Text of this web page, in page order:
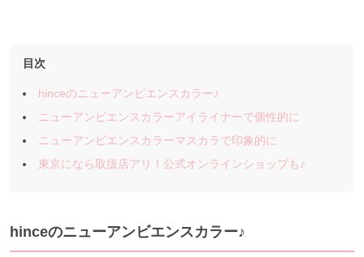
目次
hinceのニューアンビエンスカラー♪
ニューアンビエンスカラーアイライナーで個性的に
ニューアンビエンスカラーマスカラで印象的に
東京になら取扱店アリ！公式オンラインショップも♪
hinceのニューアンビエンスカラー♪